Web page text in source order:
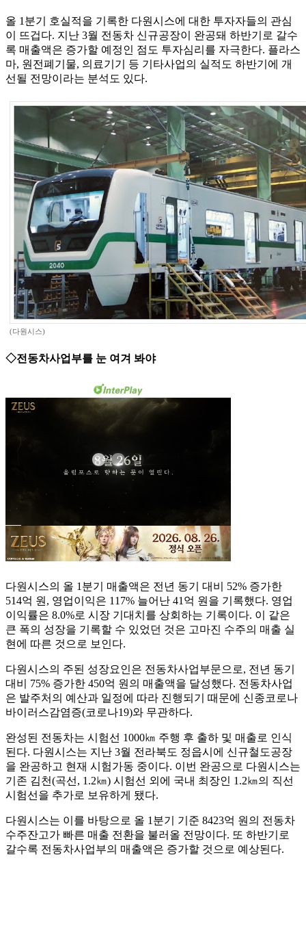
올 1분기 호실적을 기록한 다원시스에 대한 투자자들의 관심
이 뜨겁다. 지난 3월 전동차 신규공장이 완공돼 하반기로 갈수
록 매출액은 증가할 예정인 점도 투자심리를 자극한다. 플라스
마, 원전폐기물, 의료기기 등 기타사업의 실적도 하반기에 개
선될 전망이라는 분석도 있다.
(다원시스)
◇전동차사업부를 눈 여겨 봐야
다원시스의 올 1분기 매출액은 전년 동기 대비 52% 증가한
514억 원, 영업이익은 117% 늘어난 41억 원을 기록했다. 영업
이익률은 8.0%로 시장 기대치를 상회하는 기록이다. 이 같은
큰 폭의 성장을 기록할 수 있었던 것은 고마진 수주의 매출 실
현에 따른 것으로 보인다.
다원시스의 주된 성장요인은 전동차사업부문으로, 전년 동기
대비 75% 증가한 450억 원의 매출액을 달성했다. 전동차사업
은 발주처의 예산과 일정에 따라 진행되기 때문에 신종코로나
바이러스감염증(코로나19)와 무관하다.
완성된 전동차는 시험선 1000㎞ 주행 후 출하 및 매출로 인식
된다. 다원시스는 지난 3월 전라북도 정읍시에 신규철도공장
을 완공하고 현재 시험가동 중이다. 이번 완공으로 다원시스는
기존 김천(곡선, 1.2㎞) 시험선 외에 국내 최장인 1.2㎞의 직선
시험선을 추가로 보유하게 됐다.
다원시스는 이를 바탕으로 올 1분기 기준 8423억 원의 전동차
수주잔고가 빠른 매출 전환을 불러올 전망이다. 또 하반기로
갈수록 전동차사업부의 매출액은 증가할 것으로 예상된다.